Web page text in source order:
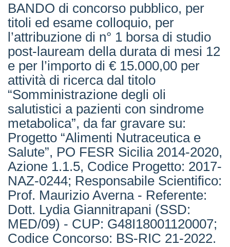
BANDO di concorso pubblico, per
titoli ed esame colloquio, per
l’attribuzione di n° 1 borsa di studio
post-lauream della durata di mesi 12
e per l’importo di € 15.000,00 per
attività di ricerca dal titolo
“Somministrazione degli oli
salutistici a pazienti con sindrome
metabolica”, da far gravare su:
Progetto “Alimenti Nutraceutica e
Salute”, PO FESR Sicilia 2014-2020,
Azione 1.1.5, Codice Progetto: 2017-
NAZ-0244; Responsabile Scientifico:
Prof. Maurizio Averna - Referente:
Dott. Lydia Giannitrapani (SSD:
MED/09) - CUP: G48I18001120007;
Codice Concorso: BS-RIC 21-2022.